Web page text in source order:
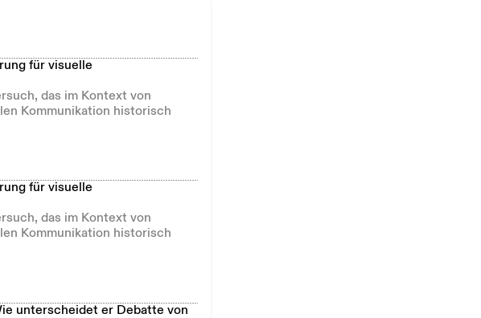
für visuelle
das im Kontext von
Kommunikation historisch
für visuelle
das im Kontext von
Kommunikation historisch
unterscheidet er Debatte von